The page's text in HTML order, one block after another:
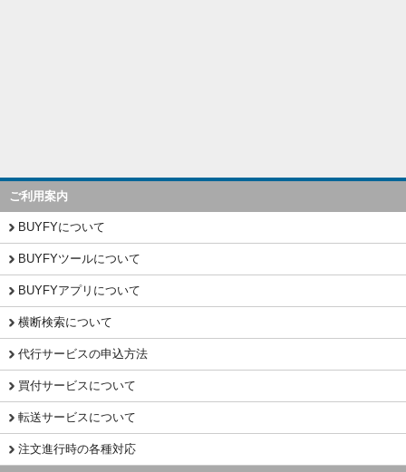
ご利用案内
BUYFYについて
BUYFYツールについて
BUYFYアプリについて
横断検索について
代行サービスの申込方法
買付サービスについて
転送サービスについて
注文進行時の各種対応